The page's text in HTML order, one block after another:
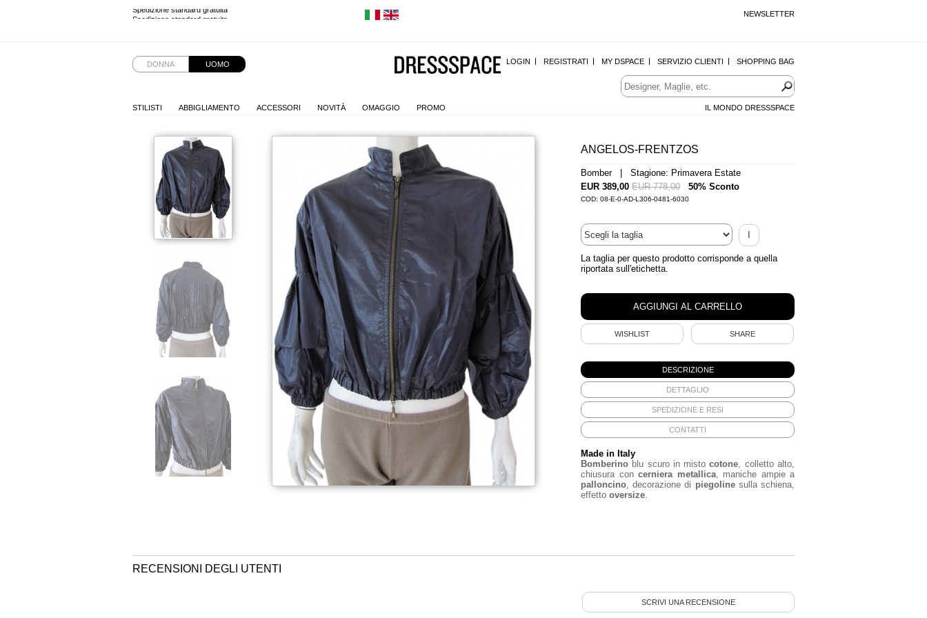
NEWSLETTER
Spedizione standard gratuita
DONNA UOMO LOGIN REGISTRATI MY DSPACE SERVIZIO CLIENTI SHOPPING BAG
STILISTI ABBIGLIAMENTO ACCESSORI NOVITÀ OMAGGIO PROMO IL MONDO DRESSSPACE
ANGELOS-FRENTZOS
Bomber | Stagione: Primavera Estate
EUR 389,00 EUR 778,00 50% Sconto
COD: 08-E-0-AD-L306-0481-6030
I
La taglia per questo prodotto corrisponde a quella
riportata sull'etichetta.
WISHLIST SHARE
DESCRIZIONE
DETTAGLIO
SPEDIZIONE E RESI
CONTATTI
Made in Italy
Bomberino blu scuro in mistocotone , colletto alto,
chiusura con cerniera metallica, maniche ampie a
palloncino , decorazione di piegolinesulla schiena,
effetto oversize
RECENSIONI DEGLI UTENTI
SCRIVI UNA RECENSIONE